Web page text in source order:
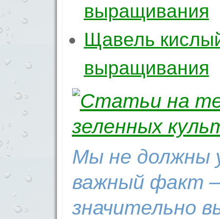
выращивания
Щавель
выращивания
Мы не должны
важный факт
значительно